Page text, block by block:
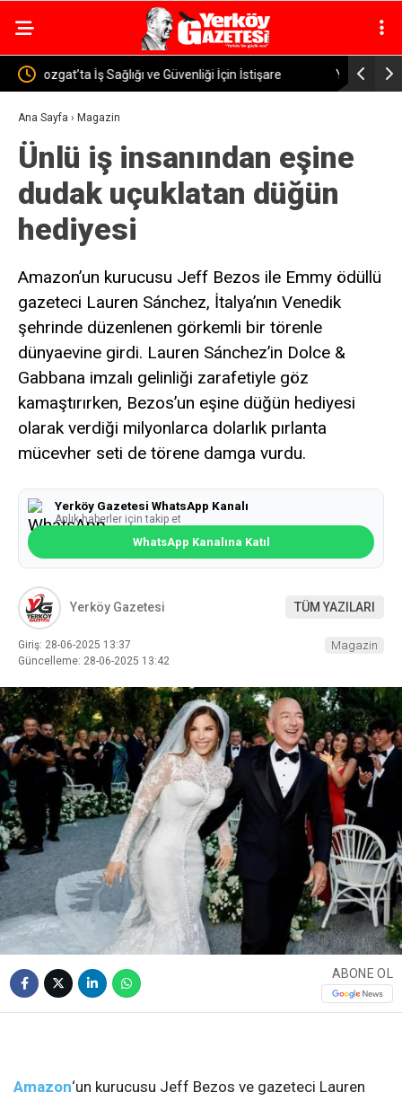
Yozgat’ta Uyuşturucu Operasyonu: 46 Sentetik Hap
Ele Geçirildi
Yozgat
Ana Sayfa › Magazin
Ünlü iş insanından eşine
dudak uçuklatan düğün
hediyesi
Amazon’un kurucusu Jeff Bezos ile Emmy ödüllü
gazeteci Lauren Sánchez, İtalya’nın Venedik
şehrinde düzenlenen görkemli bir törenle
dünyaevine girdi. Lauren Sánchez’in Dolce &
Gabbana imzalı gelinliği zarafetiyle göz
kamaştırırken, Bezos’un eşine düğün hediyesi
olarak verdiği milyonlarca dolarlık pırlanta
mücevher seti de törene damga vurdu.
Yerköy Gazetesi WhatsApp Kanalı
Anlık haberler için takip et
WhatsApp Kanalına Katıl
Yerköy Gazetesi TÜM YAZILARI
Giriş: 28-06-2025 13:37
Güncelleme: 28-06-2025 13:42
Magazin
ABONE OL
Amazon‘un kurucusu Jeff Bezos ve gazeteci Lauren